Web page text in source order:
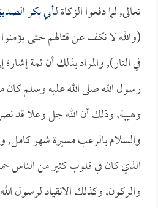
تعالى, لما دفعوا الزكاة لـأبي بكر
(والله لا نكف عن قتالهم حتى يؤمنوا
في النار), والمراد بذلك أن ثمة إشارة
رسول الله صلى الله عليه وسلم كان
وهيبة, وذلك أن الله جل وعلا قد
والسلام بالرعب مسيرة شهر كامل,
الذي كان في قلوب كثير من الناس
والركون, وكذلك الانقياد لرسول